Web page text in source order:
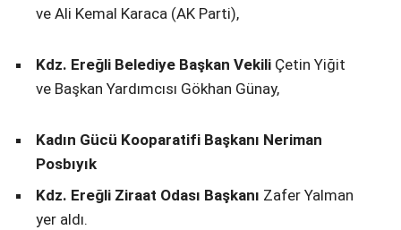
ve Ali Kemal Karaca (AK Parti),
Kdz. Ereğli Belediye Başkan Vekili Çetin Yiğit
ve Başkan Yardımcısı Gökhan Günay,
Kadın Gücü Kooparatifi Başkanı Neriman
Posbıyık
Kdz. Ereğli Ziraat Odası Başkanı Zafer Yalman
yer aldı.